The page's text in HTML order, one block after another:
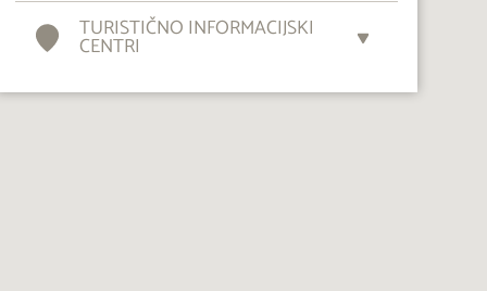
TURISTIČNO INFORMACIJSKI
CENTRI